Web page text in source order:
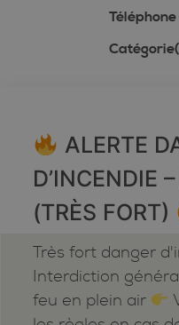
ALERTE
D’INCENDIE
(TRÈS FORT)
Très fort danger
Interdiction
feu en plein air